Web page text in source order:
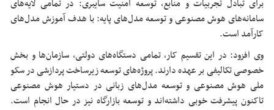
برای تبادل تجربیات و منابع، توسعه امنیت سایبری: در تمامی لایه‌های
سامانه‌های هوش مصنوعی و توسعه مدل‌های پایه: با هدف آموزش مدل‌های
کارآمد است.
وی افزود: در این تقسیم کار، تمامی دستگاه‌های دولتی، سازمان‌ها و بخش
خصوصی تکالیفی بر عهده دارند. پروژه‌های توسعه زیرساخت پردازشی در سکو
ملی هوش مصنوعی و توسعه مدل‌های زبانی در دستیار هوش مصنوعی
تاکنون پیشرفت خوبی داشته‌اند و توسعه بازارگاه نیز در حال انجام است.